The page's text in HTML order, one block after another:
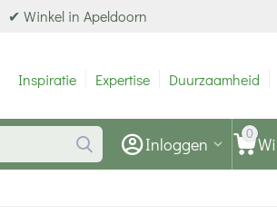
✔ Winkel in Apeldoorn
Inspiratie Expertise Duurzaamheid
0
Inloggen